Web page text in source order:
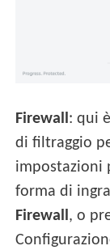
Firewall : qui
di filtraggio
impostazioni
forma di
Firewall , o